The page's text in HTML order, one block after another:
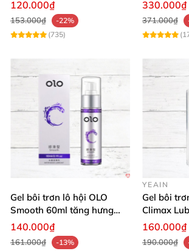
120.000₫
153.000₫
-22%
(735)
330.000₫
371.000₫
Gel bôi trơn lô hội OLO
Smooth 60ml tăng hưng
phấn, dễ chịu
140.000₫
161.000₫
-13%
YEAIN
Gel bôi
Climax
chất lượng
160.000₫
190.000₫